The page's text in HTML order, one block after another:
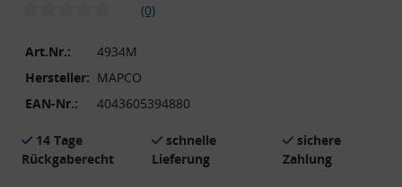
(0)
Art.Nr.:
4934M
Hersteller: MAPCO
EAN-Nr.:
4043605394880
14 Tage
Rückgaberecht
schnelle
Lieferung
sichere
Zahlung